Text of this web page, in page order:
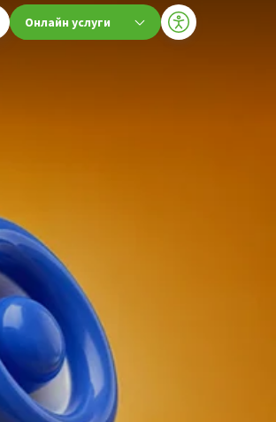
Онлайн услуги